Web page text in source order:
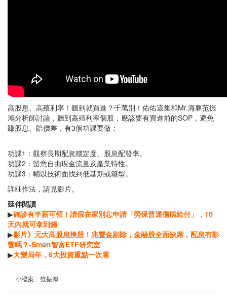
高股息、高殖利率！聽到就買進？千萬別！佑佑這集和Mr.海豚范振
鴻分析師討論，聽到高殖利率個股，應該要有買進前的SOP，避免
賺股息、賠價差，有3個功課要做：
功課1：觀察長期配息穩定度、股息配發率。
功課2：留意自由現金流量及產業特性。
功課3：輔以技術面找到低基期或箱型。
詳細作法，請見影片。
延伸閱讀
▶確診有半薪可領！請假在家別忘申請「勞保普通傷病給付」，10
天內就可拿到錢
▶影片》元大高股息換股！兆豐金剔除，金融股全面缺席，配息有影
響嗎？-Smart智富ETF研究室
▶大變局年，6大投資重點一次看
小檔案＿范振鴻